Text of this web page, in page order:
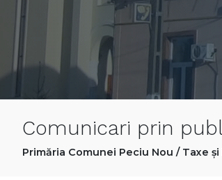
Comunicari prin
Primăria Comunei Peciu Nou / Taxe